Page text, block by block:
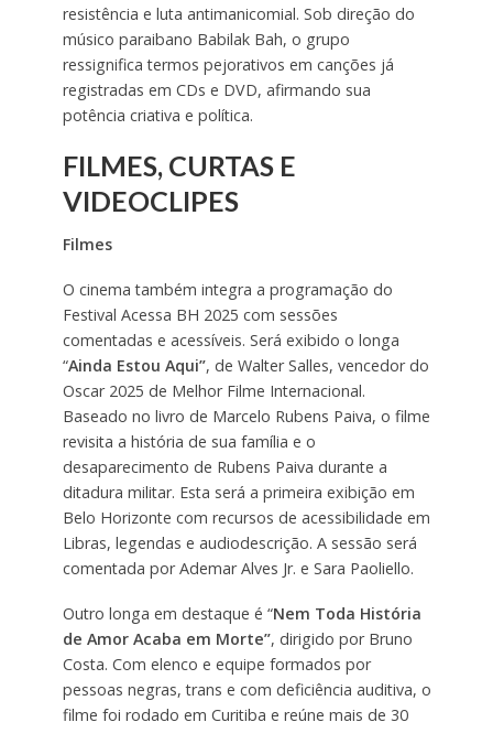
resistência e luta antimanicomial. Sob direção do
músico paraibano Babilak Bah, o grupo
ressignifica termos pejorativos em canções já
registradas em CDs e DVD, afirmando sua
potência criativa e política.
FILMES, CURTAS E
VIDEOCLIPES
Filmes
O cinema também integra a programação do
Festival Acessa BH 2025 com sessões
comentadas e acessíveis. Será exibido o longa
“Ainda Estou Aqui”, de Walter Salles, vencedor do
Oscar 2025 de Melhor Filme Internacional.
Baseado no livro de Marcelo Rubens Paiva, o filme
revisita a história de sua família e o
desaparecimento de Rubens Paiva durante a
ditadura militar. Esta será a primeira exibição em
Belo Horizonte com recursos de acessibilidade em
Libras, legendas e audiodescrição. A sessão será
comentada por Ademar Alves Jr. e Sara Paoliello.
Outro longa em destaque é “Nem Toda História
de Amor Acaba em Morte”, dirigido por Bruno
Costa. Com elenco e equipe formados por
pessoas negras, trans e com deficiência auditiva, o
filme foi rodado em Curitiba e reúne mais de 30